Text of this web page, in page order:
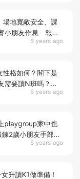
6 years ago
場地寬敞安全、課
小朋友作息 報
考慮4大因素
6 years ago
性格如何？閣下是
需要讀N班嗎？教
慮！
6 years ago
playgroup家中也
2歲小朋友手部肌
升讀K1做準備！